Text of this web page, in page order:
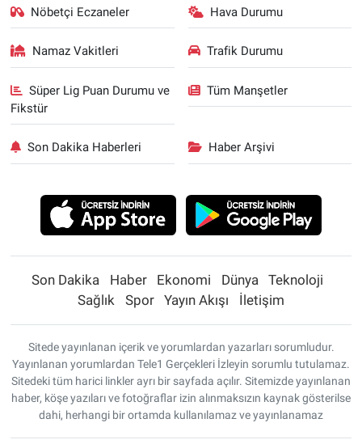
Nöbetçi Eczaneler Hava Durumu
Namaz Vakitleri Trafik Durumu
Süper Lig Puan Durumu ve
Fikstür
Tüm Manşetler
Son Dakika Haberleri Haber Arşivi
Son Dakika Haber Ekonomi Dünya
Teknoloji
Sağlık
Spor Yayın Akışı İletişim
Sitede yayınlanan içerik ve yorumlardan yazarları sorumludur.
Yayınlanan yorumlardan Tele1 Gerçekleri İzleyin sorumlu tutulamaz.
Sitedeki tüm harici linkler ayrı bir sayfada açılır. Sitemizde yayınlanan
haber, köşe yazıları ve fotoğraflar izin alınmaksızın kaynak gösterilse
dahi, herhangi bir ortamda kullanılamaz ve yayınlanamaz